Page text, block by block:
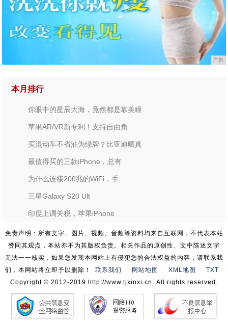
广告
本月排行
你眼中的星辰大海，竟然都是靠美瞳
苹果AR/VR新专利！支持自由角
买混动车不省油为绿牌？比亚迪晒真
最值得买的三款iPhone，总有
为什么连接200兆的WiFi，手
三星Galaxy S20 Ult
印度上调关税，苹果iPhone
免责声明：所有文字、图片、视频、音频等资料均来自互联网，不代表本站
赞同其观点，本站亦不为其版权负责。相关作品的原创性、文中陈述文字
无法一一核实，如果您发现本网站上有侵犯您的合法权益的内容，请联系我
们，本网站将立即予以删除！
联系我们 网站地图 XML地图
TXT
Copyright © 2012-2019 http://www.tjxinxi.cn, All rights reserved.